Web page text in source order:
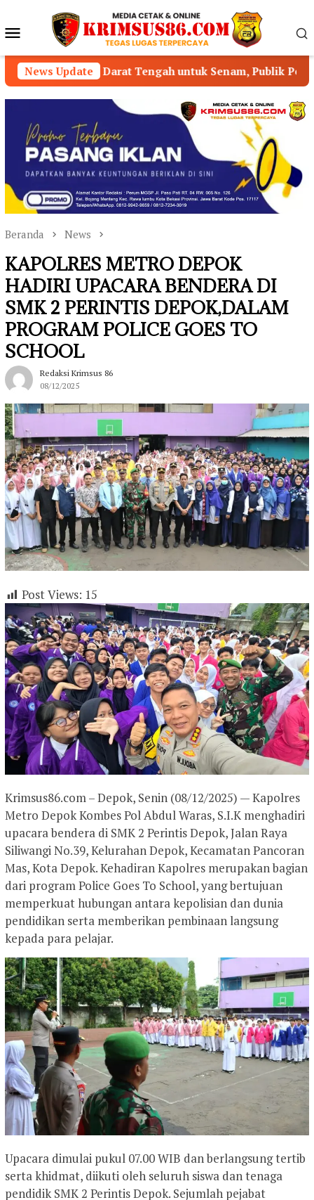
konten Menu
Mobile
News Update
Tengah untuk Senam, Publik Pertanyakan
Beranda News
KAPOLRES METRO DEPOK
HADIRI UPACARA BENDERA DI
SMK 2 PERINTIS DEPOK,DALAM
PROGRAM POLICE GOES TO
SCHOOL
Redaksi Krimsus 86
08/12/2025
Post Views: 15
Krimsus86.com – Depok, Senin (08/12/2025) — Kapolres
Metro Depok Kombes Pol Abdul Waras, S.I.K menghadiri
upacara bendera di SMK 2 Perintis Depok, Jalan Raya
Siliwangi No.39, Kelurahan Depok, Kecamatan Pancoran
Mas, Kota Depok. Kehadiran Kapolres merupakan bagian
dari program Police Goes To School, yang bertujuan
memperkuat hubungan antara kepolisian dan dunia
pendidikan serta memberikan pembinaan langsung
kepada para pelajar.
Upacara dimulai pukul 07.00 WIB dan berlangsung tertib
serta khidmat, diikuti oleh seluruh siswa dan tenaga
pendidik SMK 2 Perintis Depok. Sejumlah pejabat